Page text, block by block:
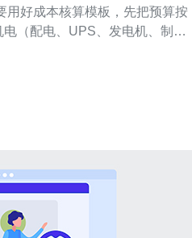
用好成本核算模板，先把预算按
（配电、UPS、发电机、制
三方测试与验收、预备金/不可